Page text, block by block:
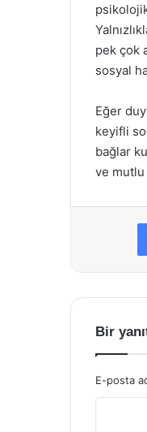
pek çok
sosyal
Eğer
keyifli
bağlar
ve mutlu
Bir
E-posta